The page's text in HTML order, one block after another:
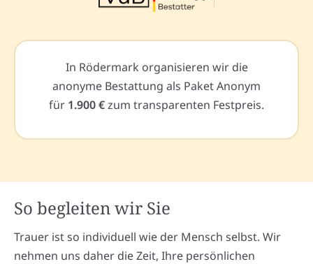
In Rödermark organisieren wir die
anonyme Bestattung als Paket Anonym
für 1.900 €zum transparenten Festpreis.
So begleiten wir Sie
Trauer ist so individuell wie der Mensch selbst. Wir
nehmen uns daher die Zeit, Ihre persönlichen